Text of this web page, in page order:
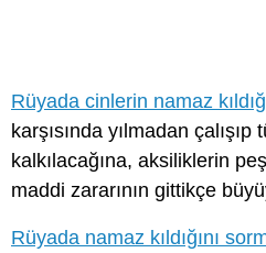
Rüyada cinlerin namaz
karşısında yılmadan
kalkılacağına, aksiliklerin
maddi zararının gittikçe
Rüyada namaz kıldığını